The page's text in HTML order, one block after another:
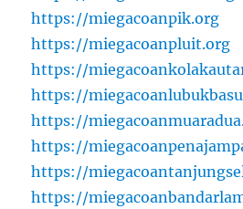
https://miegacoanpik.org
https://miegacoanpluit.org
https://
https://
https://
https://
https://
https://